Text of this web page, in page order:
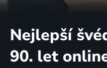
Nejlepší
90. let